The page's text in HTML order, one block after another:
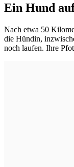
Ein Hund
Nach etwa 50
die Hündin,
noch laufen. Ihre